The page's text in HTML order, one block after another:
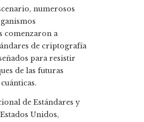
numerosos
comenzaron a
de criptografía
para resistir
de las futuras
de Estándares y
Unidos,